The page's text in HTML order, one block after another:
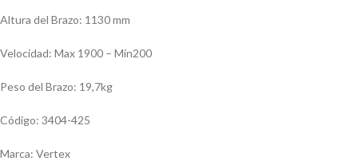
Altura del Brazo: 1130 mm
Velocidad: Max 1900 – Min200
Peso del Brazo: 19,7kg
Código: 3404-425
Marca: Vertex